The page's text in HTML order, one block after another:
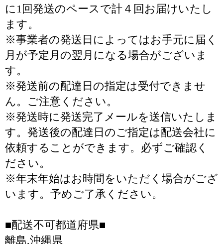
に1回発送のペースで計４回お届けいたし
ます。
※事業者の発送日によってはお手元に届く
月が予定月の翌月になる場合がございま
す。
※発送前の配達日の指定は受付できませ
ん。ご注意ください。
※発送時に発送完了メールを送信いたしま
す。発送後の配達日のご指定は配送会社に
依頼することができます。必ずご確認く
ださい。
※年末年始はお時間をいただく場合がござ
います。予めご了承ください。
■配送不可都道府県■
離島,沖縄県